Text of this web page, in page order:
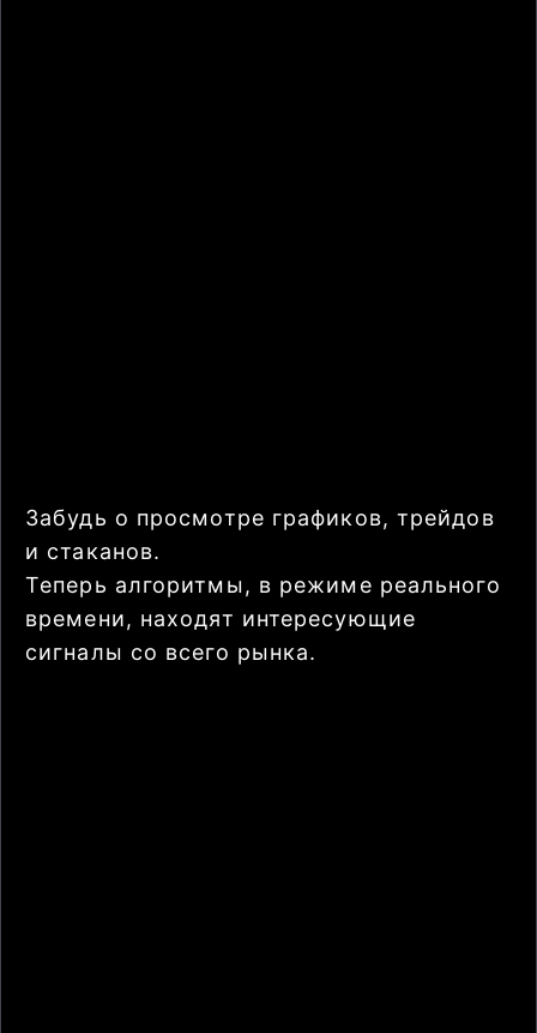
Забудь о просмотре графиков, трейдов
и стаканов.
Теперь алгоритмы, в режиме реального
времени, находят интересующие
сигналы со всего рынка.